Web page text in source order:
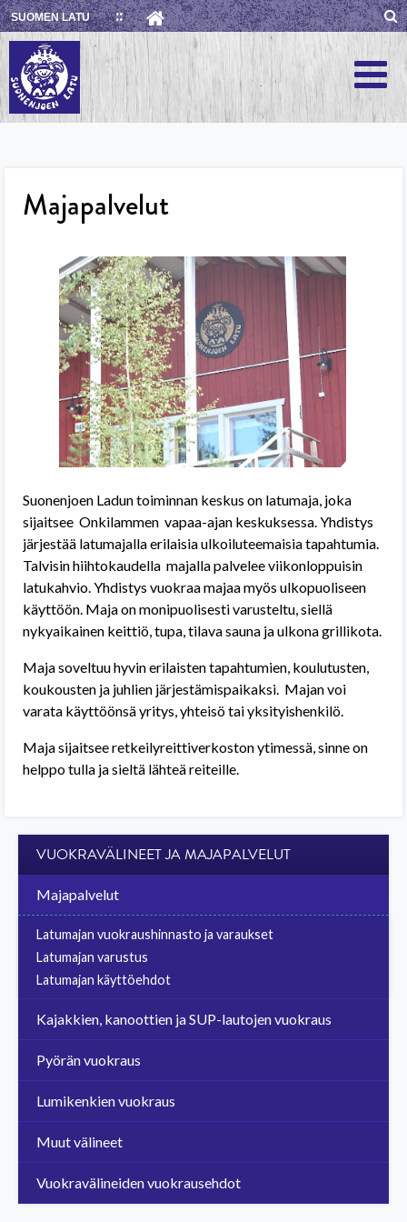
Skip
to
content
SUOMEN LATU
Majapalvelut
Suonenjoen Ladun toiminnan keskus on latumaja, joka
sijaitsee Onkilammen vapaa-ajan keskuksessa. Yhdistys
järjestää latumajalla erilaisia ulkoiluteemaisia tapahtumia.
Talvisin hiihtokaudella majalla palvelee viikonloppuisin
latukahvio. Yhdistys vuokraa majaa myös ulkopuoliseen
käyttöön. Maja on monipuolisesti varusteltu, siellä
nykyaikainen keittiö, tupa, tilava sauna ja ulkona grillikota.
Maja soveltuu hyvin erilaisten tapahtumien, koulutusten,
koukousten ja juhlien järjestämispaikaksi. Majan voi
varata käyttöönsä yritys, yhteisö tai yksityishenkilö.
Maja sijaitsee retkeilyreittiverkoston ytimessä, sinne on
helppo tulla ja sieltä lähteä reiteille.
VUOKRAVÄLINEET JA MAJAPALVELUT
Majapalvelut
Latumajan vuokraushinnasto ja varaukset
Latumajan varustus
Latumajan käyttöehdot
Kajakkien, kanoottien ja SUP-lautojen vuokraus
Pyörän vuokraus
Lumikenkien vuokraus
Muut välineet
Vuokravälineiden vuokrausehdot